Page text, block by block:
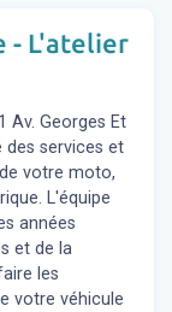
- L'atelier
Av. Georges Et
des services et
votre moto,
L'équipe
années
et de la
les
votre véhicule